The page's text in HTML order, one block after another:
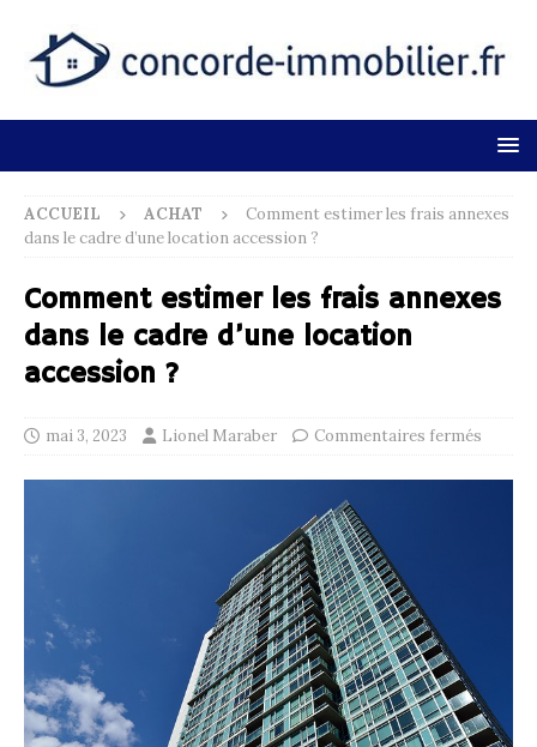
ACCUEIL ACHAT
Comment estimer les frais annexes
dans le cadre d’une location accession ?
Comment estimer les frais annexes
dans le cadre d’une location
accession ?
mai 3, 2023 Lionel Maraber Commentaires fermés